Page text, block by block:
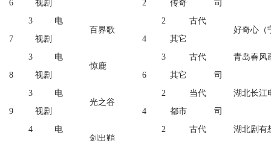
6
视剧
2
传奇
司
3
7
电
视剧
百界歌
2
4
古代
其它
好奇心（
3
8
电
视剧
惊鹿
3
6
古代
其它
青岛春风
司
3
9
电
视剧
光之谷
2
4
当代
都市
湖北长江
司
4
电
剑出鞘
2
古代
湖北剧有